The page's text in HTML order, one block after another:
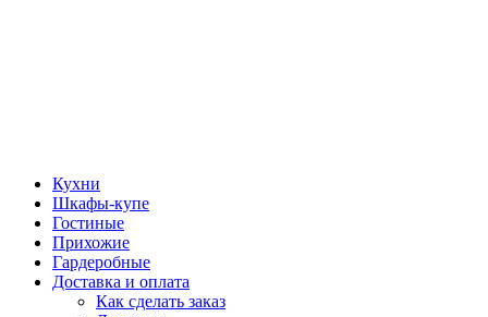
Кухни
Шкафы-купе
Гостиные
Прихожие
Гардеробные
Доставка и оплата
Как сделать заказ